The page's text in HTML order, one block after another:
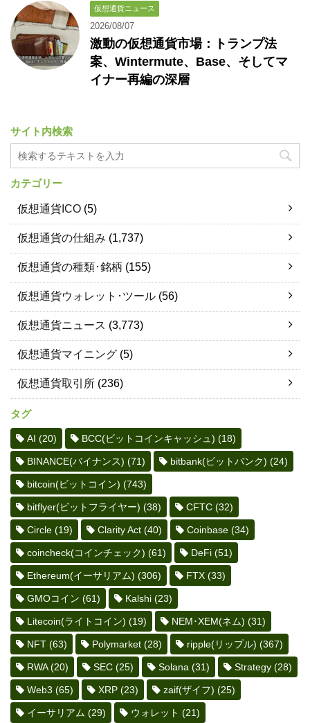
仮想通貨ニュース
2026/08/07
激動の仮想通貨市場：トランプ法
案、Wintermute、Base、そしてマ
イナー再編の深層
サイト内検索
カテゴリー
仮想通貨ICO (5)
仮想通貨の仕組み (1,737)
仮想通貨の種類･銘柄 (155)
仮想通貨ウォレット･ツール (56)
仮想通貨ニュース (3,773)
仮想通貨マイニング (5)
仮想通貨取引所 (236)
タグ
AI (20) BCC(ビットコインキャッシュ) (18)
BINANCE(バイナンス) (71) bitbank(ビットバンク) (24)
bitcoin(ビットコイン) (743)
bitflyer(ビットフライヤー) (38) CFTC (32)
Circle (19) Clarity Act (40) Coinbase (34)
coincheck(コインチェック) (61) DeFi (51)
Ethereum(イーサリアム) (306) FTX (33)
GMOコイン (61) Kalshi (23)
Litecoin(ライトコイン) (19) NEM･XEM(ネム) (31)
NFT (63) Polymarket (28) ripple(リップル) (367)
RWA(20) SEC (25) Solana (31) Strategy (28)
Web3 (65) XRP (23) zaif(ザイフ) (25)
イーサリアム (29) ウォレット (21)